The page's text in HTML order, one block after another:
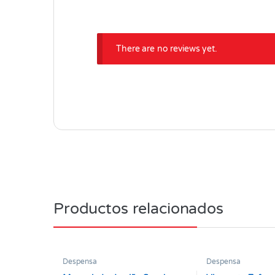
There are no reviews yet.
Productos relacionados
Despensa Despensa